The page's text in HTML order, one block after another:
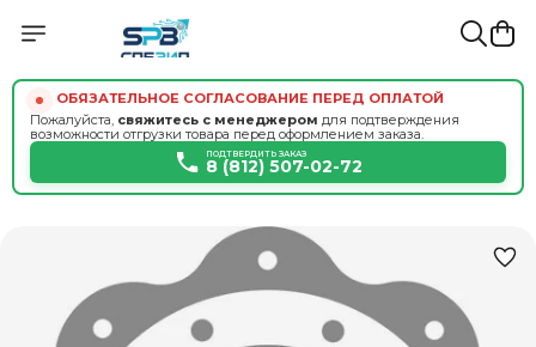
ОБЯЗАТЕЛЬНОЕ СОГЛАСОВАНИЕ ПЕРЕД ОПЛАТОЙ
Пожалуйста, свяжитесь с менеджером для подтверждения
возможности отгрузки товара перед оформлением заказа.
ПОДТВЕРДИТЬ ЗАКАЗ
8 (812) 507-02-72